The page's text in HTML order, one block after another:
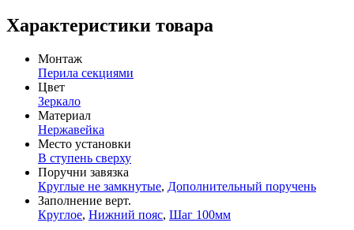
Характеристики товара
Монтаж
Перила секциями
Цвет
Зеркало
Материал
Нержавейка
Место установки
В ступень сверху
Поручни завязка
Круглые не замкнутые, Дополнительный поручень
Заполнение верт.
Круглое, Нижний пояс, Шаг 100мм